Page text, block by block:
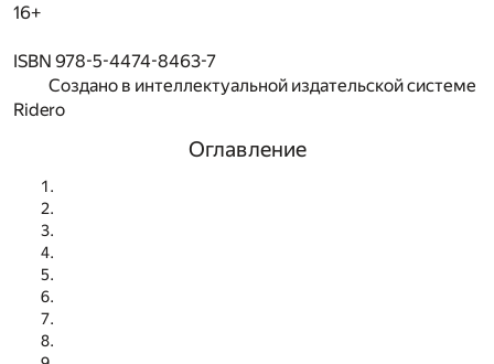
16+
ISBN 978-5-4474-8463-7
Создано в интеллектуальной издательской системе
Ridero
Оглавление